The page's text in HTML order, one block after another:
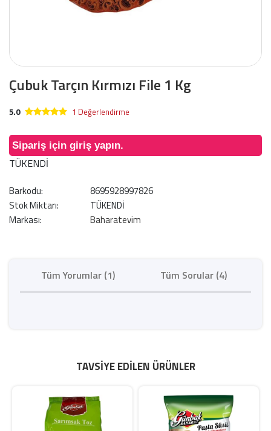
Çubuk Tarçın Kırmızı File 1 Kg
5.0 1 Değerlendirme
Sipariş için giriş yapın.
TÜKENDİ
Barkodu:
8695928997826
Stok Miktarı:
TÜKENDİ
Markası:
Baharatevim
Tüm Yorumlar (1) Tüm Sorular (4)
TAVSIYE EDILEN ÜRÜNLER